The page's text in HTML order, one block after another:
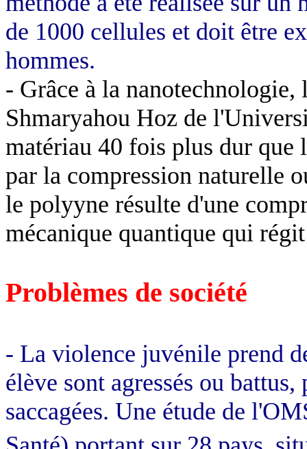
de 1000 cellules et doit être
hommes.
- Grâce à la
Shmaryahou Hoz de
matériau 40 fois plus dur que
par la compression naturelle
le polyyne résulte d'une
mécanique quantique qui
Problèmes de société
- La violence juvénile prend
élève sont agressés ou
saccagées. Une étude de